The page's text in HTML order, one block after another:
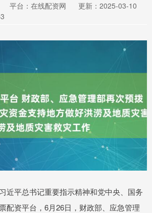
平台：在线配资网
更新：2025-03-10
平总书记重要指示精神和党中央、国务
配资平台，6月26日，财政部、应急管理